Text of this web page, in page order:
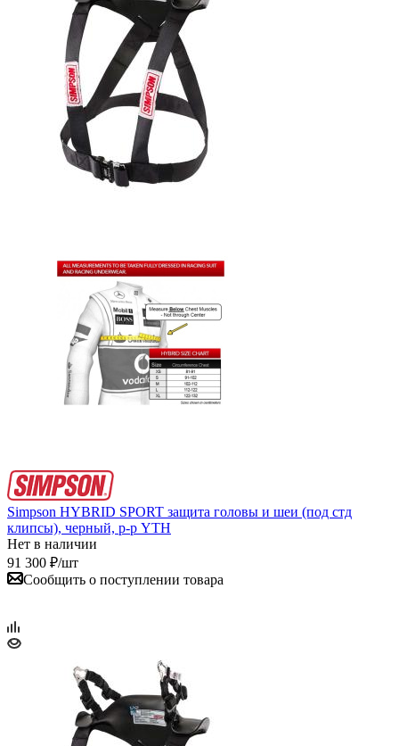
Simpson HYBRID SPORT защита головы и шеи (под стд
клипсы), черный, р-р YTH
Нет в наличии
91 300 ₽/шт
Сообщить о поступлении товара